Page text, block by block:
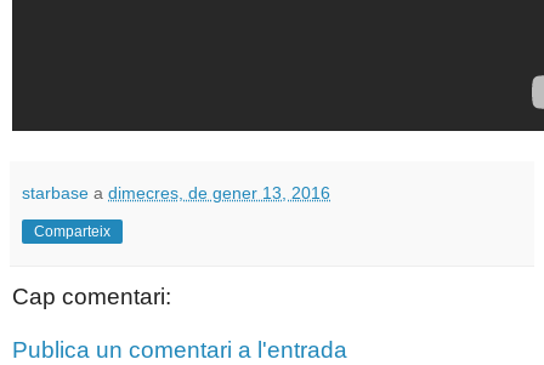
starbase a dimecres, de gener 13, 2016
Comparteix
Cap comentari:
Publica un comentari a l'entrada